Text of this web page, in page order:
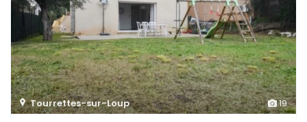
19
Tourrettes-sur-Loup